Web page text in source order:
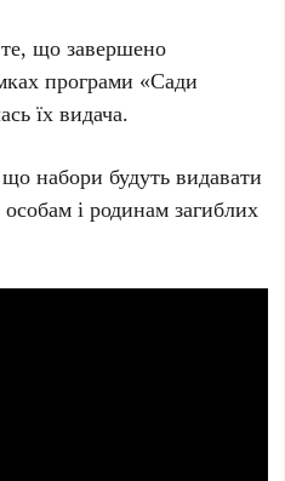
що завершено
програми «Сади
їх видача.
набори будуть видавати
і родинам загиблих